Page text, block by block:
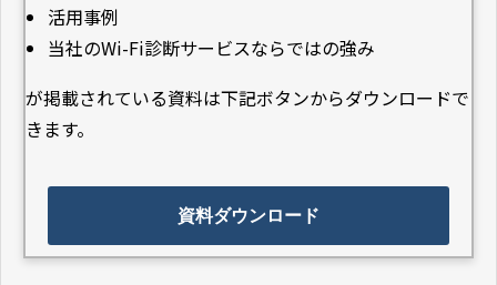
活用事例
当社のWi-Fi診断サービスならではの強み
が掲載されている資料は下記ボタンからダウンロードで
きます。
資料ダウンロード